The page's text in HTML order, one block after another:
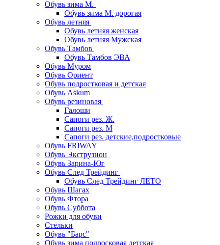
Обувь зима М.
Обувь зима М. дорогая
Обувь летняя
Обувь летняя женская
Обувь летняя Мужская
Обувь Тамбов
Обувь Тамбов ЭВА
Обувь Муром
Обувь Ориент
Обувь подростковая и детская
Обувь Askum
Обувь резиновая
Галоши
Сапоги рез. Ж.
Сапоги рез. М
Сапоги рез. детские,подростковые
Обувь FRIWAY
Обувь Экструзион
Обувь Зарина-Юг
Обувь След Трейдинг
Обувь След Трейдинг ЛЕТО
Обувь Шагах
Обувь Фтора
Обувь Суббота
Рожки для обуви
Стельки
Обувь "Барс"
Обувь зима подросковая детская